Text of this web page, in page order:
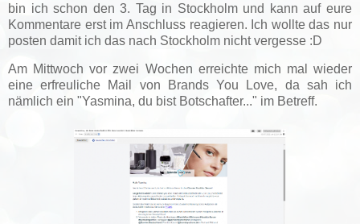
bin ich schon den 3. Tag in Stockholm und kann auf eure
Kommentare erst im Anschluss reagieren. Ich wollte das nur
posten damit ich das nach Stockholm nicht vergesse :D
Am Mittwoch vor zwei Wochen erreichte mich mal wieder
eine erfreuliche Mail von Brands You Love, da sah ich
nämlich ein "Yasmina, du bist Botschafter..." im Betreff.